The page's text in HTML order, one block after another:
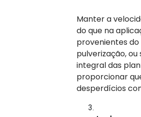
Manter a
do que na
provenientes
pulverização,
integral das
proporcionar
desperdícios